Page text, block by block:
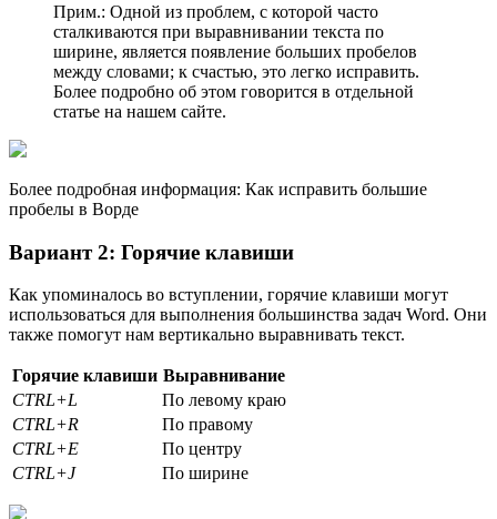
Прим.: Одной из проблем, с которой часто
сталкиваются при выравнивании текста по
ширине, является появление больших пробелов
между словами; к счастью, это легко исправить.
Более подробно об этом говорится в отдельной
статье на нашем сайте.
Более подробная информация: Как исправить большие
пробелы в Ворде
Вариант 2: Горячие клавиши
Как упоминалось во вступлении, горячие клавиши могут
использоваться для выполнения большинства задач Word. Они
также помогут нам вертикально выравнивать текст.
Горячие клавиши Выравнивание
CTRL+L
По левому краю
CTRL+R
По правому
CTRL+E
По центру
CTRL+J
По ширине